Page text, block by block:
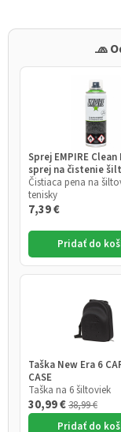
🧢
Sprej EMPIRE
sprej na čistenie
Čistiaca pena na
tenisky
7,39 €
Pridať do
Taška New Era 6
CASE
Taška na 6 šiltoviek
30,99 €38,99 €
Pridať do